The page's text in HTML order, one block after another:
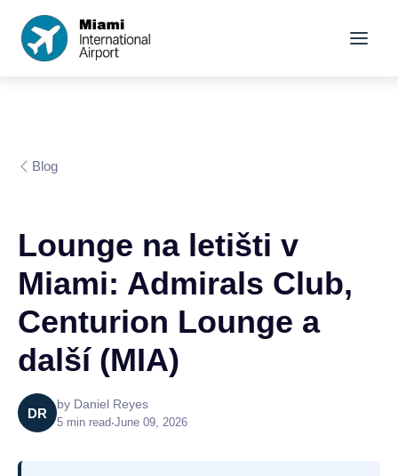
Blog
Lounge na letišti v
Miami: Admirals Club,
Centurion Lounge a
další (MIA)
DR
by Daniel Reyes
5 min read•June 09, 2026